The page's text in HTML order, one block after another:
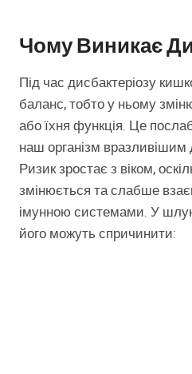
Чому Виникає
Під час дисбактеріозу
баланс, тобто у ньому
або їхня функція. Це
наш організм вразливішим
Ризик зростає з віком,
змінюється та слабше
імунною системами. У
його можуть спричинити: